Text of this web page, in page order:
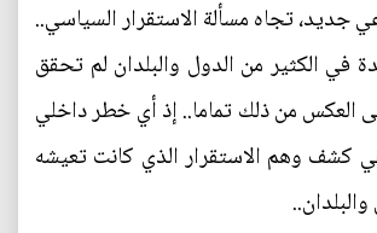
جديد، تجاه مسألة الاستقرار السياسي..
في الكثير من الدول والبلدان لم تحقق
العكس من ذلك تماما.. إذ أي خطر داخلي
كشف وهم الاستقرار الذي كانت تعيشه